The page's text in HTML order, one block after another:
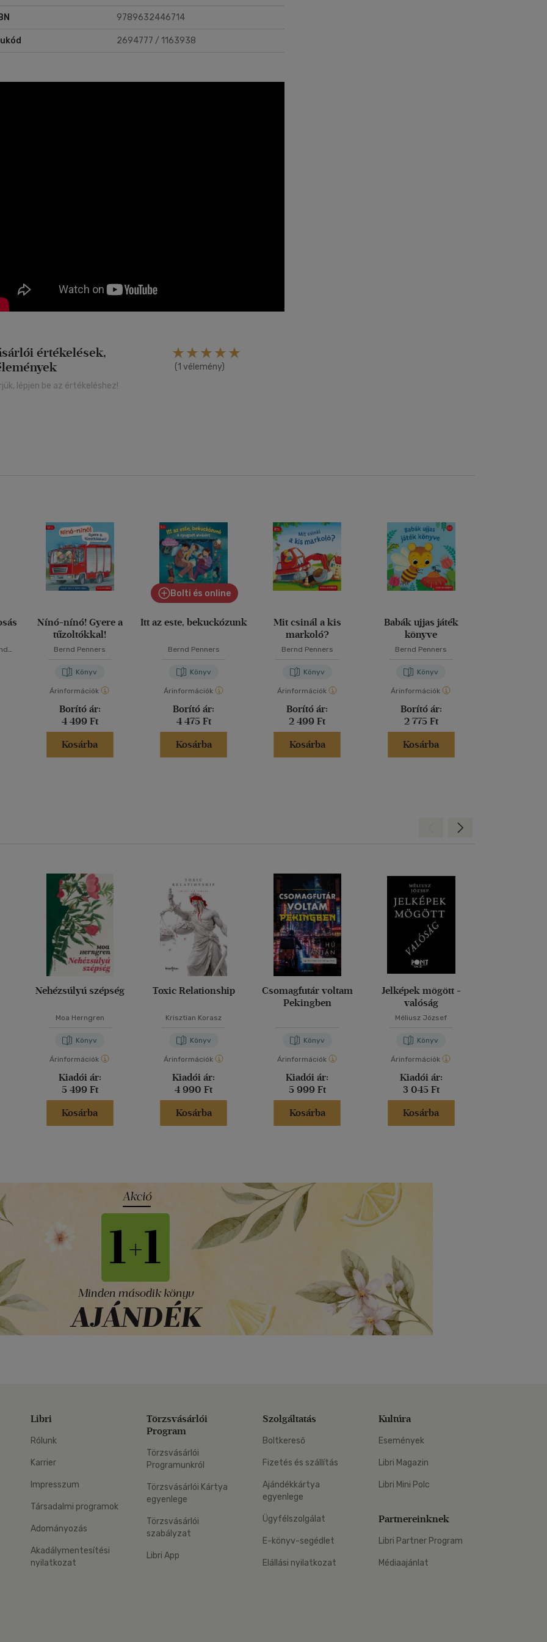
9789632446714
2694777 / 1163938
értékelések,
(1 vélemény)
lépjen be az értékeléshez!
Nínó-nínó! Gyere a
tűzoltókkal!
Bernd Penners
Könyv
Árinformációk
Borító ár:
4 499 Ft
Kosárba
Bolti és online
Itt az este, bekuckózunk
Bernd Penners
Könyv
Árinformációk
Borító ár:
4 475 Ft
Kosárba
Mit csinál a kis
markoló?
Bernd Penners
Könyv
Árinformációk
Borító ár:
2 499 Ft
Kosárba
Babák ujjas játék
könyve
Bernd Penners
Könyv
Árinformációk
Borító ár:
2 775 Ft
Kosárba
Nehézsúlyú szépség
Moa Herngren
Könyv
Árinformációk
Kiadói ár:
5 499 Ft
Kosárba
Toxic Relationship
Krisztian Korasz
Könyv
Árinformációk
Kiadói ár:
4 990 Ft
Kosárba
Csomagfutár voltam
Pekingben
Könyv
Árinformációk
Kiadói ár:
5 999 Ft
Kosárba
Jelképek mögött -
valóság
Méliusz József
Könyv
Árinformációk
Kiadói ár:
3 045 Ft
Kosárba
Előre
Libri
Rólunk
Karrier
Impresszum
Társadalmi programok
Adományozás
Akadálymentesítési
nyilatkozat
Törzsvásárlói
Program
Törzsvásárlói
Programunkról
Törzsvásárlói Kártya
egyenlege
Törzsvásárlói
szabályzat
Libri App
Szolgáltatás
Boltkereső
Fizetés és szállítás
Ajándékkártya
egyenlege
Ügyfélszolgálat
E-könyv-segédlet
Elállási nyilatkozat
Kultúra
Események
Libri Magazin
Libri Mini Polc
Partnereinknek
Libri Partner Program
Médiaajánlat